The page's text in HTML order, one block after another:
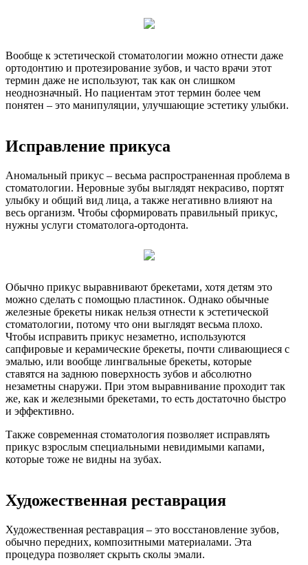
Вообще к эстетической стоматологии можно отнести даже
ортодонтию и протезирование зубов, и часто врачи этот
термин даже не используют, так как он слишком
неоднозначный. Но пациентам этот термин более чем
понятен – это манипуляции, улучшающие эстетику улыбки.
Исправление прикуса
Аномальный прикус – весьма распространенная проблема в
стоматологии. Неровные зубы выглядят некрасиво, портят
улыбку и общий вид лица, а также негативно влияют на
весь организм. Чтобы сформировать правильный прикус,
нужны услуги стоматолога-ортодонта.
Обычно прикус выравнивают брекетами, хотя детям это
можно сделать с помощью пластинок. Однако обычные
железные брекеты никак нельзя отнести к эстетической
стоматологии, потому что они выглядят весьма плохо.
Чтобы исправить прикус незаметно, используются
сапфировые и керамические брекеты, почти сливающиеся с
эмалью, или вообще лингвальные брекеты, которые
ставятся на заднюю поверхность зубов и абсолютно
незаметны снаружи. При этом выравнивание проходит так
же, как и железными брекетами, то есть достаточно быстро
и эффективно.
Также современная стоматология позволяет исправлять
прикус взрослым специальными невидимыми капами,
которые тоже не видны на зубах.
Художественная реставрация
Художественная реставрация – это восстановление зубов,
обычно передних, композитными материалами. Эта
процедура позволяет скрыть сколы эмали.